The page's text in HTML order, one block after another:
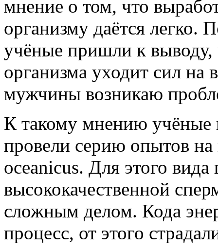
мнение о том, что
организму даётся легко.
учёные пришли к
организма уходит сил
мужчины возникаю
К такому мнению учёные
провели серию опытов
oceanicus. Для этого вида
высококачественной
сложным делом. Кода
процесс, от этого